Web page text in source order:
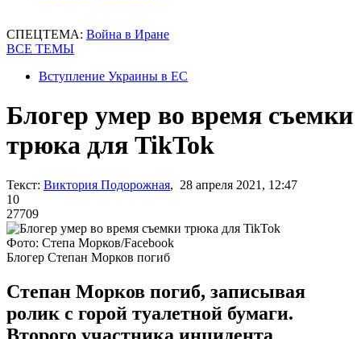
СПЕЦТЕМА: Война в Иране
ВСЕ ТЕМЫ
Вступление Украины в ЕС
Блогер умер во время съемки
трюка для TikTok
Текст: Виктория Подорожная, 28 апреля 2021, 12:47
10
27709
Фото: Степа Морков/Facebook
Блогер Степан Морков погиб
Степан Морков погиб, записывая
ролик с горой туалетной бумаги.
Второго участника инцидента